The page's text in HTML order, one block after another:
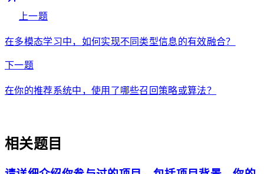
上一题
在多模态学习中，如何实现不同类型信息的有效融合？
下一题arrow_forward
在你的推荐系统中，使用了哪些召回策略或算法？
相关题目